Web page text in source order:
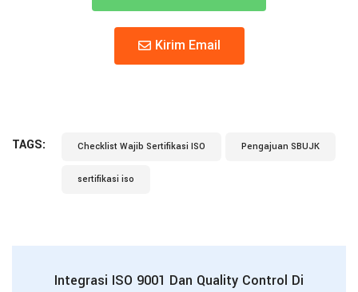
Kirim Email
TAGS: Checklist Wajib Sertifikasi ISO Pengajuan SBUJK
sertifikasi iso
Integrasi ISO 9001 Dan Quality Control Di